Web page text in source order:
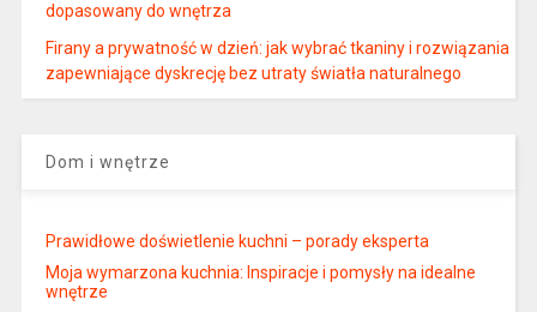
dopasowany do wnętrza
Firany a prywatność w dzień: jak wybrać tkaniny i rozwiązania
zapewniające dyskrecję bez utraty światła naturalnego
Dom i wnętrze
Prawidłowe doświetlenie kuchni – porady eksperta
Moja wymarzona kuchnia: Inspiracje i pomysły na idealne
wnętrze